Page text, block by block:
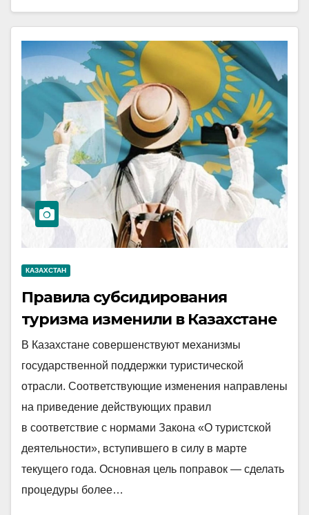
КАЗАХСТАН
Правила субсидирования
туризма изменили в Казахстане
В Казахстане совершенствуют механизмы
государственной поддержки туристической
отрасли. Соответствующие изменения направлены
на приведение действующих правил
в соответствие с нормами Закона «О туристской
деятельности», вступившего в силу в марте
текущего года. Основная цель поправок — сделать
процедуры более…